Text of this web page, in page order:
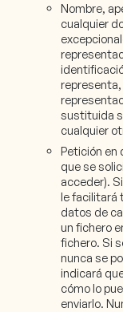
Nombre,
cualquier
sustituida
cualquier
Petición en
que se
acceder).
le facilitará
datos de
un fichero
fichero. Si
nunca se
indicará
cómo lo
enviarlo.